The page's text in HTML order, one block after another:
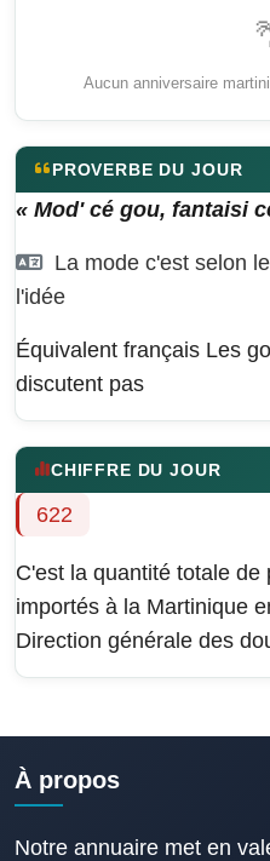
Aucun anniversaire
PROVERBE DU JOUR
« Mod' cé gou, fantaisi
La mode c'est selon
l'idée
Équivalent français Les
discutent pas
CHIFFRE DU JOUR
622
C'est la quantité totale de
importés à la Martinique
Direction générale des
À propos
Notre annuaire met en